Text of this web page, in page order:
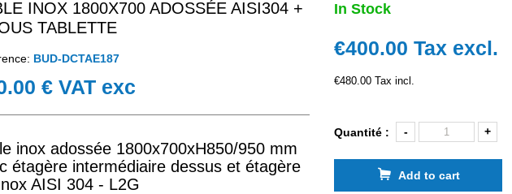
INOX 1800X700 ADOSSÉE AISI304 +
TABLETTE
BUD-DCTAE187
€ VAT exc
inox adossée 1800x700xH850/950 mm
étagère intermédiaire dessus et étagère
AISI 304 - L2G
In Stock
€400.00Tax excl.
€480.00 Tax incl.
Quantité : - +
Add to cart